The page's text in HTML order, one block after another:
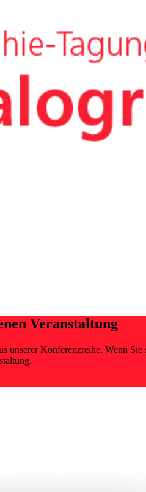
Veranstaltung
unserer Konferenzreihe. Wenn